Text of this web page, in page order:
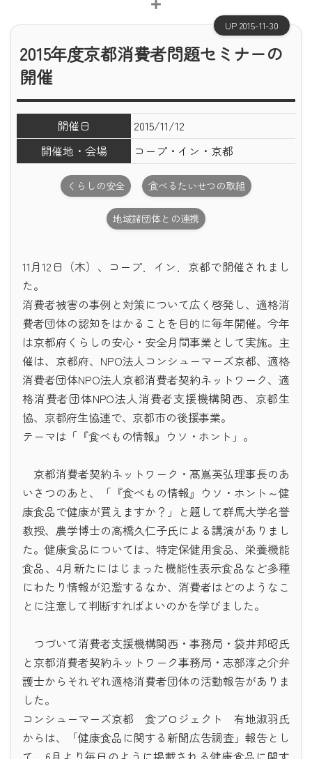
UP 2015-11-30
2015年度京都消費者問題セミナーの
開催
開催日
2015/11/12
開催地・会場
コープ・イン・京都
くらしの安全 食べるたいせつの取組
地域諸団体との連携
11月12日（木）、コープ．イン．京都で開催されまし
た。
消費者被害の事例と対策について広く啓発し、適格消
費者団体の認知をはかることを目的に毎年開催。今年
は京都府くらしの安心・安全月間事業として実施。主
催は、京都府、NPO法人コンシューマーズ京都、適格
消費者団体NPO法人京都消費者契約ネットワーク、適
格消費者団体NPO法人消費者支援機構関西、京都生
協、京都府生協連で、京都市の後援事業。
テーマは「『食べもの情報』ウソ・ホント」。
京都消費者契約ネットワーク・髙嶌英弘理事長のあ
いさつのあと、「『食べもの情報』ウソ・ホント～健
康食品で健康が買えますか？」と題して群馬大学名誉
教授、農学博士の高橋久仁子氏による講演がありまし
た。健康食品については、特定保健用食品、栄養機能
食品、4月新たにはじまった機能性表示食品など多種
にわたり情報が氾濫するなか、消費者はどのようなこ
とに注意して判断すればよいのかを学びました。
つづいて消費者支援機構関西・事務局・袋井邦昭氏
と京都消費者契約ネットワーク事務局・志部淳之介弁
護士からそれぞれ適格消費者団体の活動報告がありま
した。
コンシューマーズ京都 食プロジェクト 有地淑羽氏
からは、「健康食品に関する新聞広告調査」報告とし